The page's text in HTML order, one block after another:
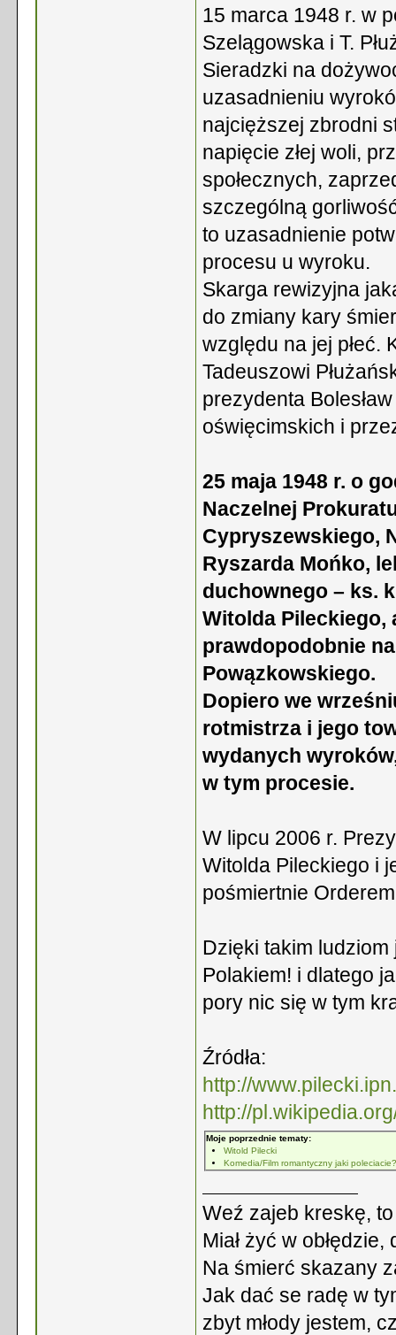
15 marca 1948 r. w
Szelągowska i T.
Sieradzki na
uzasadnieniu
najcięższej zbrodni
napięcie złej woli,
społecznych,
szczególną
to uzasadnienie
procesu u wyroku.
Skarga rewizyjna
do zmiany kary
względu na jej płeć.
Tadeuszowi
prezydenta
oświęcimskich i
25 maja 1948 r. o
Naczelnej
Cypryszewskiego,
Ryszarda Mońko,
duchownego – ks.
Witolda Pileckiego,
prawdopodobnie
Powązkowskiego.
Dopiero we
rotmistrza i jego
wydanych
w tym procesie.
W lipcu 2006 r.
Witolda Pileckiego i
pośmiertnie Orderem
Dzięki takim
Polakiem! i dlatego
pory nic się w tym
Źródła:
http://
http://
Moje poprzednie tematy:
Witold Pilecki
Komedia/Film romantyczny jaki poleciacie?
Weź zajeb kreskę,
Miał żyć w
Na śmierć skazany
Jak dać se radę w
zbyt młody jestem,